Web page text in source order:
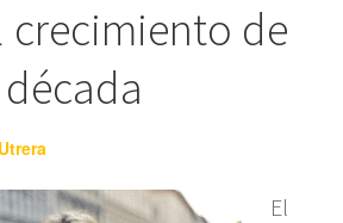
crecimiento de
El